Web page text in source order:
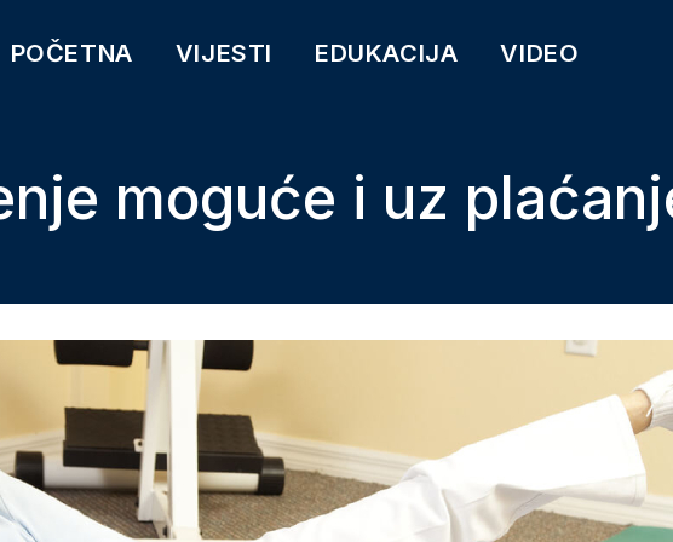
POČETNA VIJESTI EDUKACIJA VIDEO
moguće i uz